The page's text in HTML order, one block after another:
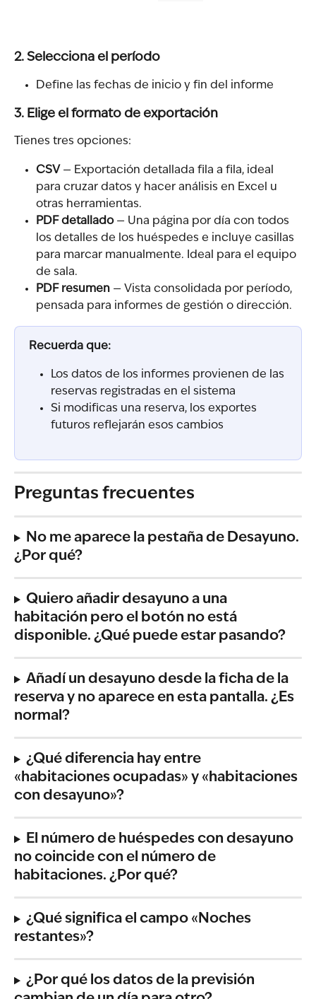
2. Selecciona el período
Define las fechas de inicio y fin del informe
3. Elige el formato de exportación
Tienes tres opciones:
CSV — Exportación detallada fila a fila, ideal
para cruzar datos y hacer análisis en Excel u
otras herramientas.
PDF detallado — Una página por día con todos
los detalles de los huéspedes e incluye casillas
para marcar manualmente. Ideal para el equipo
de sala.
PDF resumen — Vista consolidada por período,
pensada para informes de gestión o dirección.
Recuerda que:
Los datos de los informes provienen de las
reservas registradas en el sistema
Si modificas una reserva, los exportes
futuros reflejarán esos cambios
Preguntas frecuentes
No me aparece la pestaña de Desayuno.
¿Por qué?
Quiero añadir desayuno a una
habitación pero el botón no está
disponible. ¿Qué puede estar pasando?
Añadí un desayuno desde la ficha de la
reserva y no aparece en esta pantalla. ¿Es
normal?
¿Qué diferencia hay entre
«habitaciones ocupadas» y «habitaciones
con desayuno»?
El número de huéspedes con desayuno
no coincide con el número de
habitaciones. ¿Por qué?
¿Qué significa el campo «Noches
restantes»?
¿Por qué los datos de la previsión